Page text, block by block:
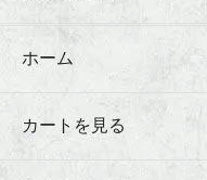
ホーム
カートを見る